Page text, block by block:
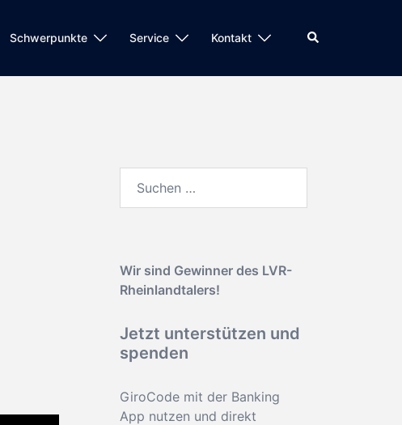
Schwerpunkte Service Kontakt Suche
nach:
Wir sind Gewinner des LVR-
Rheinlandtalers!
Jetzt unterstützen und
spenden
GiroCode mit der Banking
App nutzen und direkt